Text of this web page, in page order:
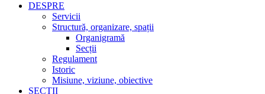
DESPRE
Servicii
Structură, organizare, spații
Organigramă
Secții
Regulament
Istoric
Misiune, viziune, obiective
SECȚII